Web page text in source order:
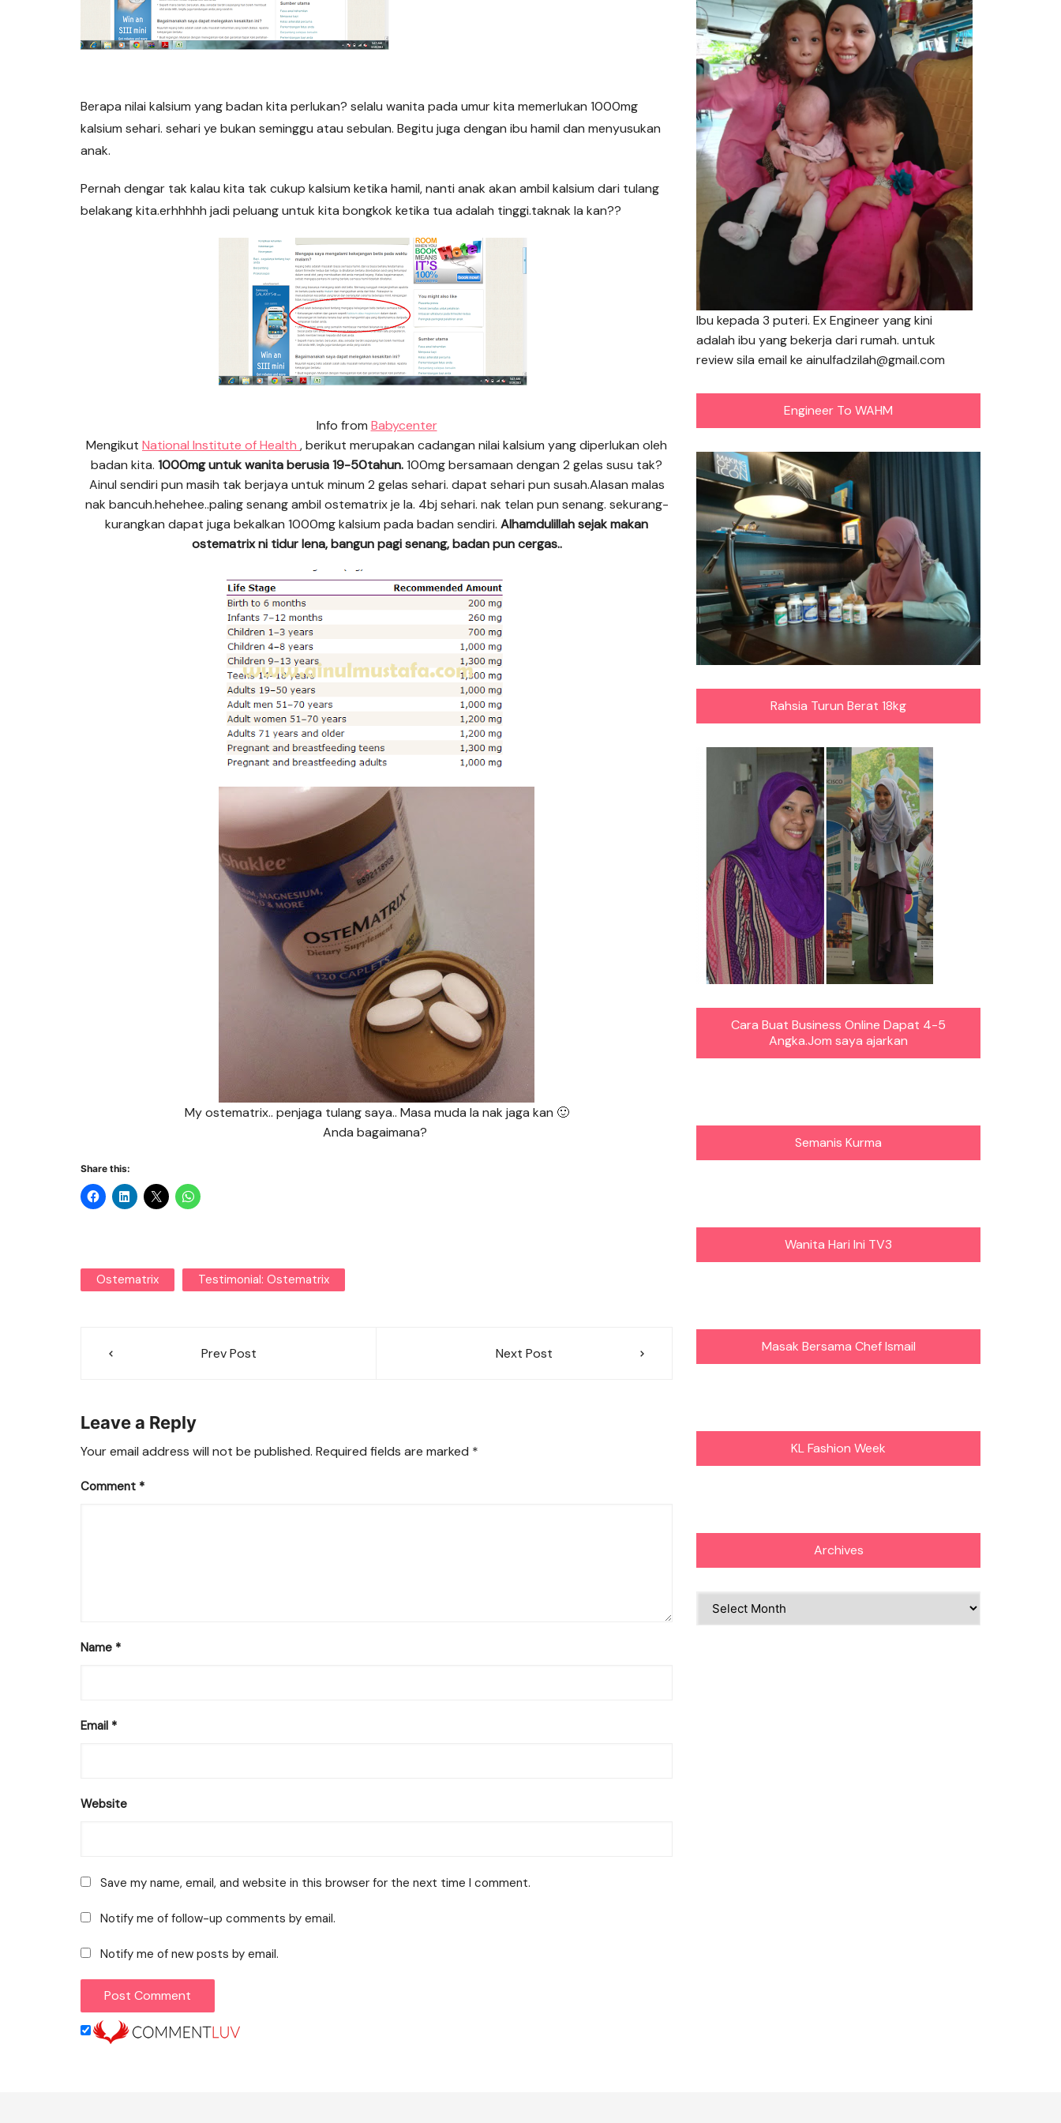
Berapa nilai kalsium yang badan kita perlukan? selalu wanita pada umur kita memerlukan 1000mg
kalsium sehari. sehari ye bukan seminggu atau sebulan. Begitu juga dengan ibu hamil dan menyusukan
anak.
Pernah dengar tak kalau kita tak cukup kalsium ketika hamil, nanti anak akan ambil kalsium dari tulang
belakang kita.erhhhhh jadi peluang untuk kita bongkok ketika tua adalah tinggi.taknak la kan??
Info from Babycenter
Mengikut National Institute of Health , berikut merupakan cadangan nilai kalsium yang diperlukan oleh
badan kita. 1000mg untuk wanita berusia 19-50tahun.100mg bersamaan dengan 2 gelas susu tak?
Ainul sendiri pun masih tak berjaya untuk minum 2 gelas sehari. dapat sehari pun susah.Alasan malas
nak bancuh.hehehee..paling senang ambil ostematrix je la. 4bj sehari. nak telan pun senang. sekurang-
kurangkan dapat juga bekalkan 1000mg kalsium pada badan sendiri. Alhamdulillah sejak makan
ostematrix ni tidur lena, bangun pagi senang, badan pun cergas..
My ostematrix.. penjaga tulang saya.. Masa muda la nak jaga kan 🙂
Anda bagaimana?
Share this:
Ostematrix Testimonial: Ostematrix
Prev Post Next Post
Leave a Reply
Your email address will not be published. Required fields are marked *
Comment *
Name *
Email *
Website
Save my name, email, and website in this browser for the next time I comment.
Notify me of follow-up comments by email.
Notify me of new posts by email.
Ibu kepada 3 puteri. Ex Engineer yang kini
adalah ibu yang bekerja dari rumah. untuk
review sila email ke ainulfadzilah@gmail.com
Engineer To WAHM
Rahsia Turun Berat 18kg
Cara Buat Business Online Dapat 4-5
Angka.Jom saya ajarkan
Semanis Kurma
Wanita Hari Ini TV3
Masak Bersama Chef Ismail
KL Fashion Week
Archives